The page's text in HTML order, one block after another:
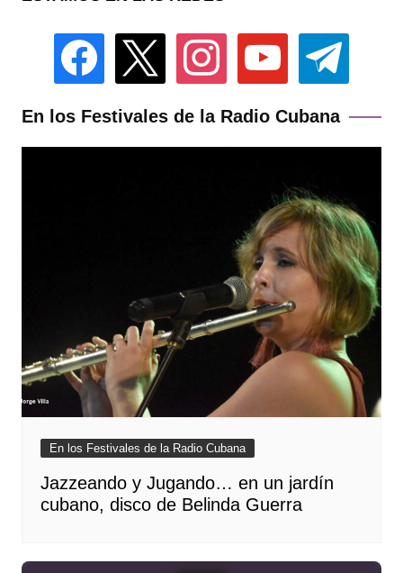
facebook instagram youtube telegram
En los Festivales de la Radio Cubana
En los Festivales de la Radio Cubana
Jazzeando y Jugando… en un jardín
cubano, disco de Belinda Guerra